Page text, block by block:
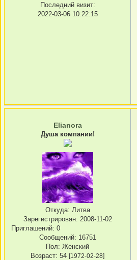
Последний визит:
2022-03-06 10:22:15
Elianora
Душа компании!
Откуда: Литва
Зарегистрирован: 2008-11-02
Приглашений: 0
Сообщений: 16751
Пол: Женский
Возраст: 54 [1972-02-28]